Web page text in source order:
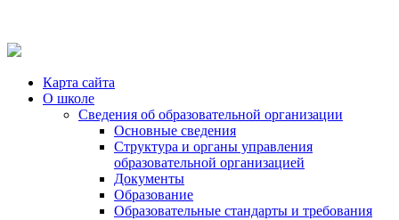
Карта сайта
О школе
Сведения об образовательной организации
Основные сведения
Структура и органы управления
образовательной организацией
Документы
Образование
Образовательные стандарты и требования